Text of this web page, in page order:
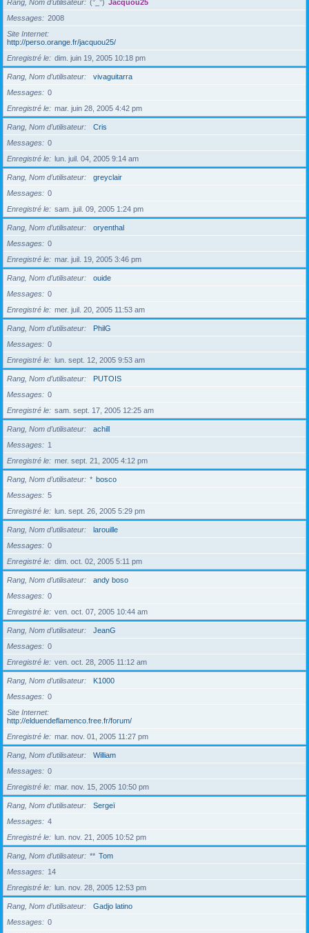
Rang, Nom d’utilisateur (°_°) Jacquou25
Messages
2008
Site Internet
http://perso.orange.fr/jacquou25/
Enregistré le
dim. juin 19, 2005 10:18 pm
Rang, Nom d’utilisateur
vivaguitarra
Messages
0
Enregistré le
mar. juin 28, 2005 4:42 pm
Rang, Nom d’utilisateur
Cris
Messages
0
Enregistré le
lun. juil. 04, 2005 9:14 am
Rang, Nom d’utilisateur
greyclair
Messages
0
Enregistré le
sam. juil. 09, 2005 1:24 pm
Rang, Nom d’utilisateur
oryenthal
Messages
0
Enregistré le
mar. juil. 19, 2005 3:46 pm
Rang, Nom d’utilisateur
ouide
Messages
0
Enregistré le
mer. juil. 20, 2005 11:53 am
Rang, Nom d’utilisateur
PhilG
Messages
0
Enregistré le
lun. sept. 12, 2005 9:53 am
Rang, Nom d’utilisateur
PUTOIS
Messages
0
Enregistré le
sam. sept. 17, 2005 12:25 am
Rang, Nom d’utilisateur
achill
Messages
1
Enregistré le
mer. sept. 21, 2005 4:12 pm
Rang, Nom d’utilisateur * bosco
Messages
5
Enregistré le
lun. sept. 26, 2005 5:29 pm
Rang, Nom d’utilisateur
larouille
Messages
0
Enregistré le
dim. oct. 02, 2005 5:11 pm
Rang, Nom d’utilisateur
andy boso
Messages
0
Enregistré le
ven. oct. 07, 2005 10:44 am
Rang, Nom d’utilisateur
JeanG
Messages
0
Enregistré le
ven. oct. 28, 2005 11:12 am
Rang, Nom d’utilisateur
K1000
Messages
0
Site Internet
http://elduendeflamenco.free.fr/forum/
Enregistré le
mar. nov. 01, 2005 11:27 pm
Rang, Nom d’utilisateur
William
Messages
0
Enregistré le
mar. nov. 15, 2005 10:50 pm
Rang, Nom d’utilisateur
Sergeï
Messages
4
Enregistré le
lun. nov. 21, 2005 10:52 pm
Rang, Nom d’utilisateur ** Tom
Messages
14
Enregistré le
lun. nov. 28, 2005 12:53 pm
Rang, Nom d’utilisateur
Gadjo latino
Messages
0